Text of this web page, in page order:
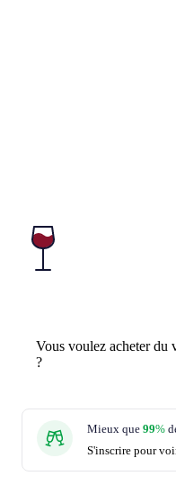
Vous voulez acheter du
?
Mieux que 99%
S'inscrire pour